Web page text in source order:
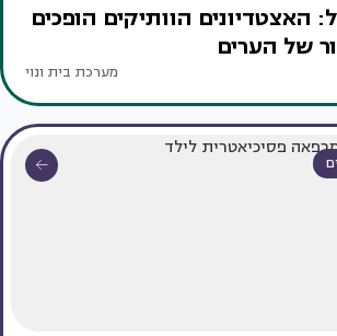
האצטדיונים הוותיקים הופכים
של הערים
מערכת בית ונוי